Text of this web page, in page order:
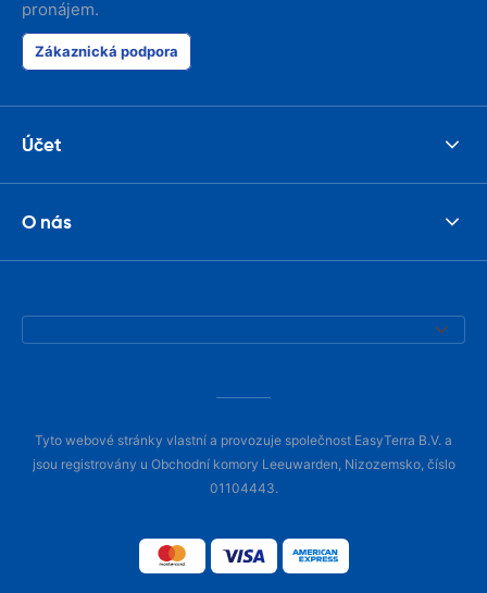
pronájem.
Zákaznická podpora
Účet
O nás
Tyto webové stránky vlastní a provozuje společnost EasyTerra B.V. a
jsou registrovány u Obchodní komory Leeuwarden, Nizozemsko, číslo
01104443.